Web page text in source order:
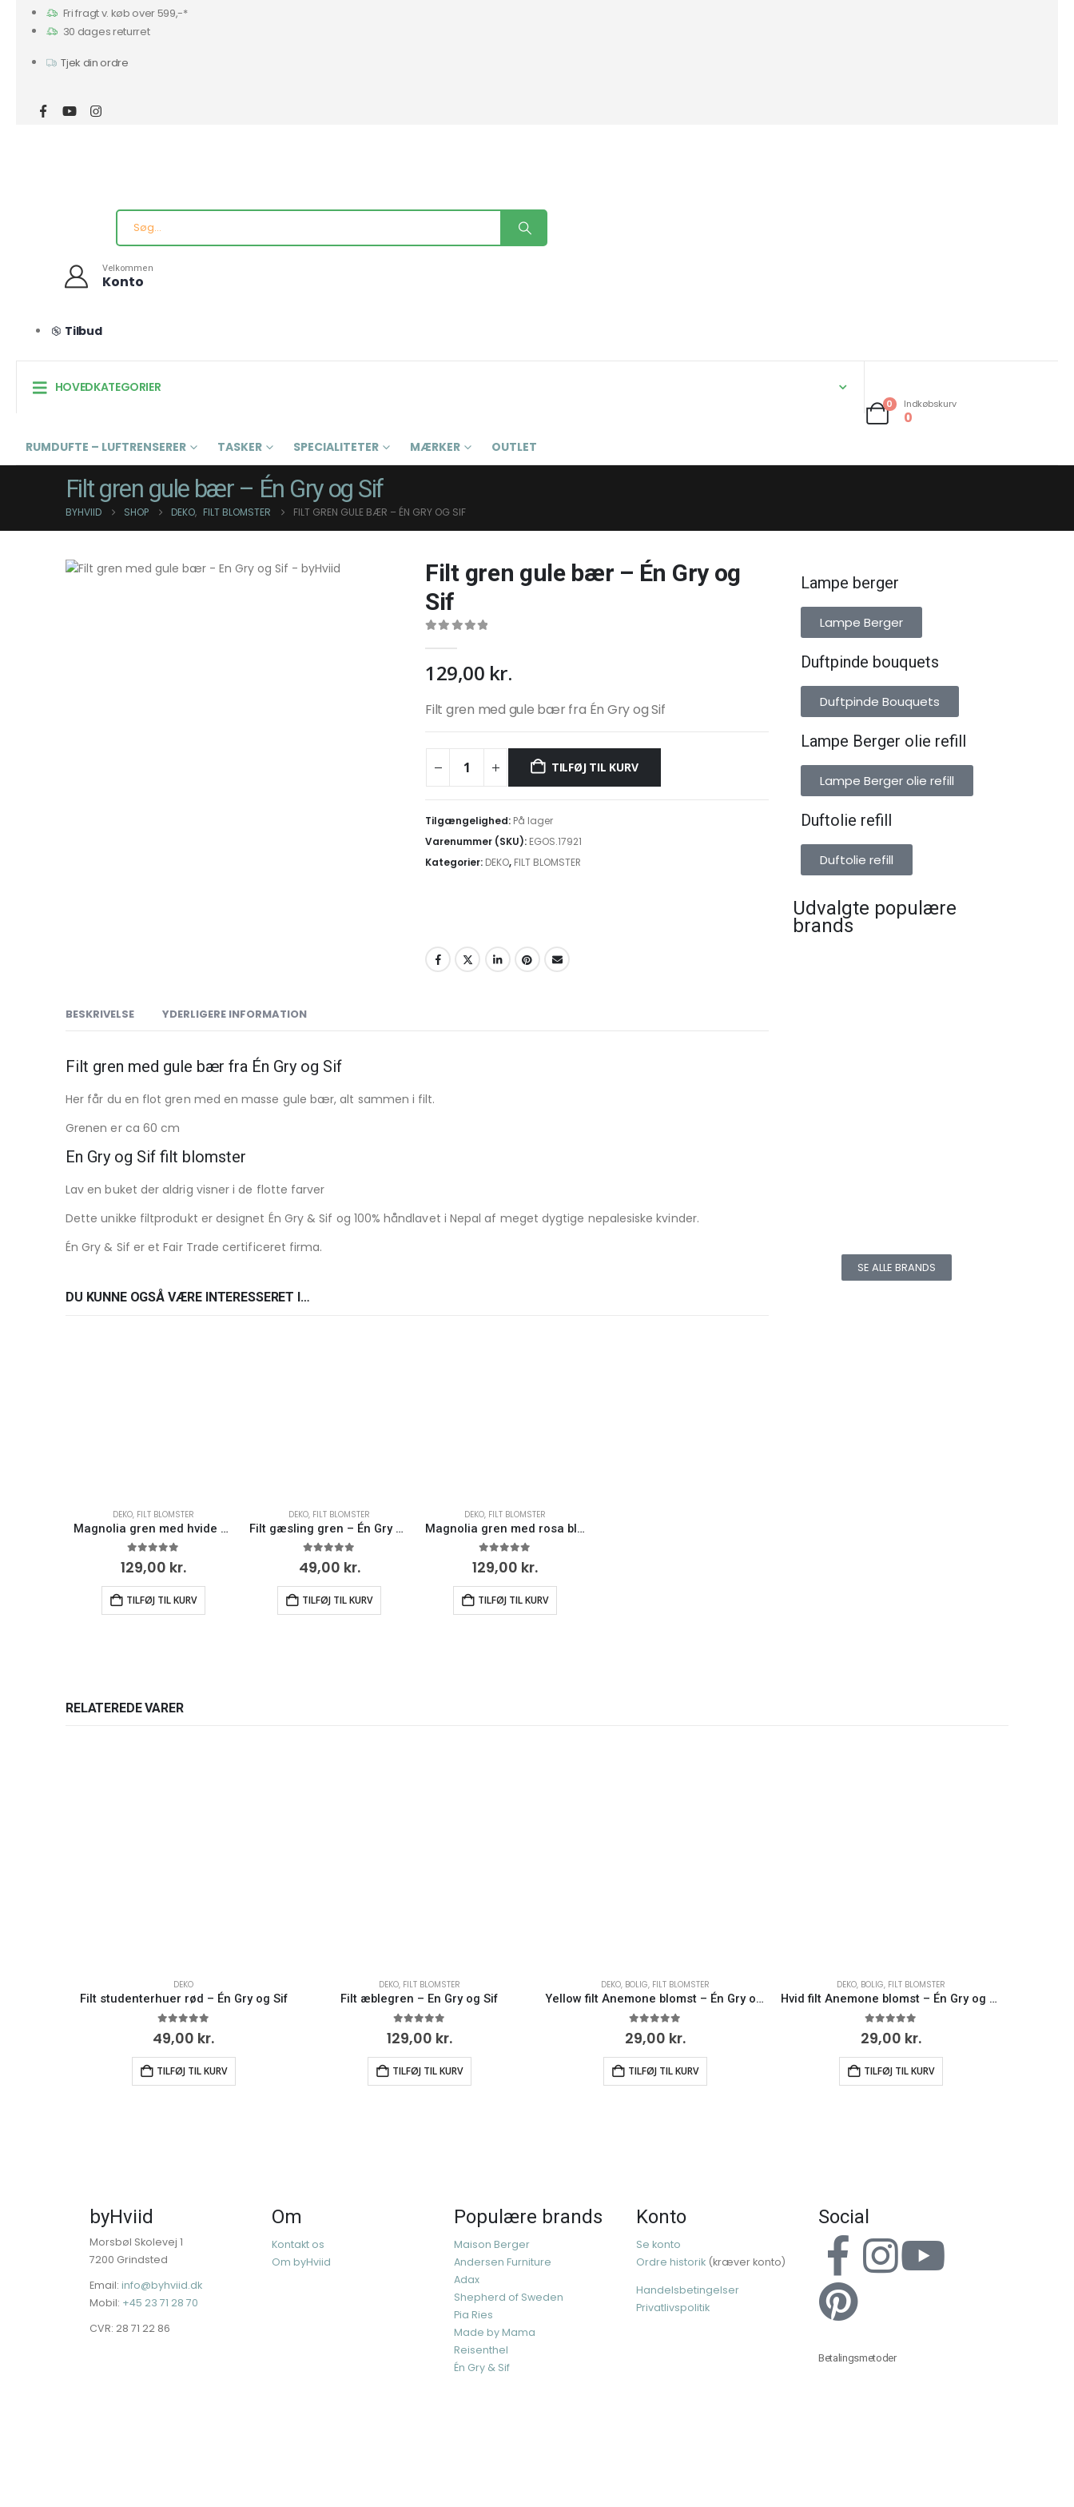
Fri fragt v. køb over 599,-*
30 dages returret
Tjek din ordre
Velkommen
Konto
Tilbud
HOVEDKATEGORIER
RUMDUFTE – LUFTRENSERER TASKER SPECIALITETER MÆRKER OUTLET
0 Indkøbskurv
0
Filt gren gule bær – Én Gry og Sif
BYHVIID SHOP DEKO, FILT BLOMSTER FILT GREN GULE BÆR – ÉN GRY OG SIF
Filt gren gule bær – Én Gry og
Sif
129,00 kr.
Filt gren med gule bær fra Én Gry og Sif
TILFØJ TIL KURV
Tilgængelighed: På lager
Varenummer (SKU): EGOS.17921
Kategorier: DEKO, FILT BLOMSTER
BESKRIVELSE YDERLIGERE INFORMATION
Filt gren med gule bær fra Én Gry og Sif
Her får du en flot gren med en masse gule bær, alt sammen i filt.
Grenen er ca 60 cm
En Gry og Sif filt blomster
Lav en buket der aldrig visner i de flotte farver
Dette unikke filtprodukt er designet Én Gry & Sif og 100% håndlavet i Nepal af meget dygtige nepalesiske kvinder.
Én Gry & Sif er et Fair Trade certificeret firma.
DU KUNNE OGSÅ VÆRE INTERESSERET I…
DEKO, FILT BLOMSTER
Magnolia gren med hvide blomster – Én Gry og Sif
0 ud af 5
129,00 kr.
TILFØJ TIL KURV
DEKO, FILT BLOMSTER
Filt gæsling gren – Én Gry og Sif
ud af 5
49,00 kr.
TILFØJ TIL KURV
DEKO, FILT BLOMSTER
Magnolia gren med rosa blomster – Én Gry og Sif
0 ud af 5
129,00 kr.
TILFØJ TIL KURV
Lampe berger
Lampe Berger
Duftpinde bouquets
Duftpinde Bouquets
Lampe Berger olie refill
Lampe Berger olie refill
Duftolie refill
Duftolie refill
Udvalgte populære
brands
SE ALLE BRANDS
RELATEREDE VARER
DEKO
Filt studenterhuer rød – Én Gry og Sif
ud af 5
49,00 kr.
TILFØJ TIL KURV
DEKO, FILT BLOMSTER
Filt æblegren – En Gry og Sif
ud af 5
129,00 kr.
TILFØJ TIL KURV
DEKO, BOLIG, FILT BLOMSTER
Yellow filt Anemone blomst – Én Gry og Sif
ud af 5
29,00 kr.
TILFØJ TIL KURV
DEKO, BOLIG, FILT BLOMSTER
Hvid filt Anemone blomst – Én Gry og Sif
ud af 5
29,00 kr.
TILFØJ TIL KURV
byHviid
Morsbøl Skolevej 1
7200 Grindsted
Email: info@byhviid.dk
Mobil: +45 23 71 28 70
CVR: 28 71 22 86
Om
Kontakt os
Om byHviid
Populære brands
Maison Berger
Andersen Furniture
Adax
Shepherd of Sweden
Pia Ries
Made by Mama
Reisenthel
Én Gry & Sif
Konto
Se konto
Ordre historik (kræver konto)
Handelsbetingelser
Privatlivspolitik
Social
Betalingsmetoder